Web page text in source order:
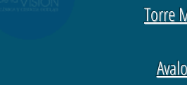
Torre